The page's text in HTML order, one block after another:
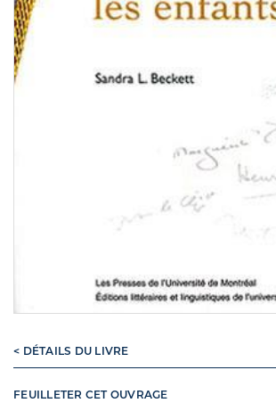
< DÉTAILS DU LIVRE
FEUILLETER CET OUVRAGE